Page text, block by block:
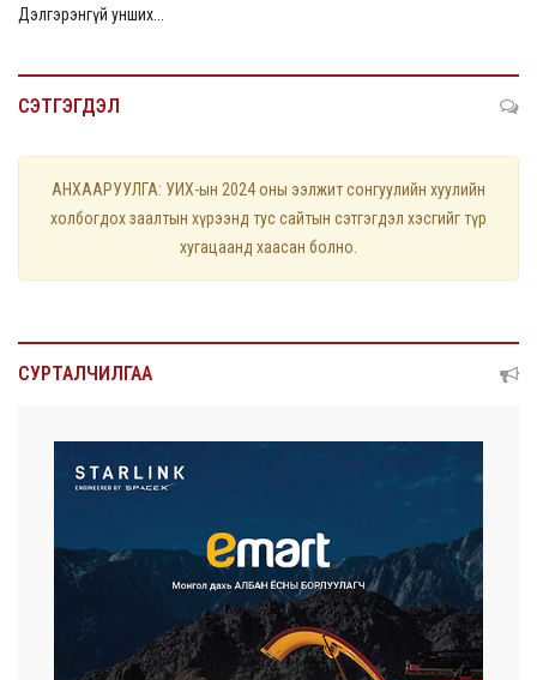
Дэлгэрэнгүй унших...
СЭТГЭГДЭЛ
АНХААРУУЛГА: УИХ-ын 2024 оны ээлжит сонгуулийн хуулийн
холбогдох заалтын хүрээнд тус сайтын сэтгэгдэл хэсгийг түр
хугацаанд хаасан болно.
СУРТАЛЧИЛГАА